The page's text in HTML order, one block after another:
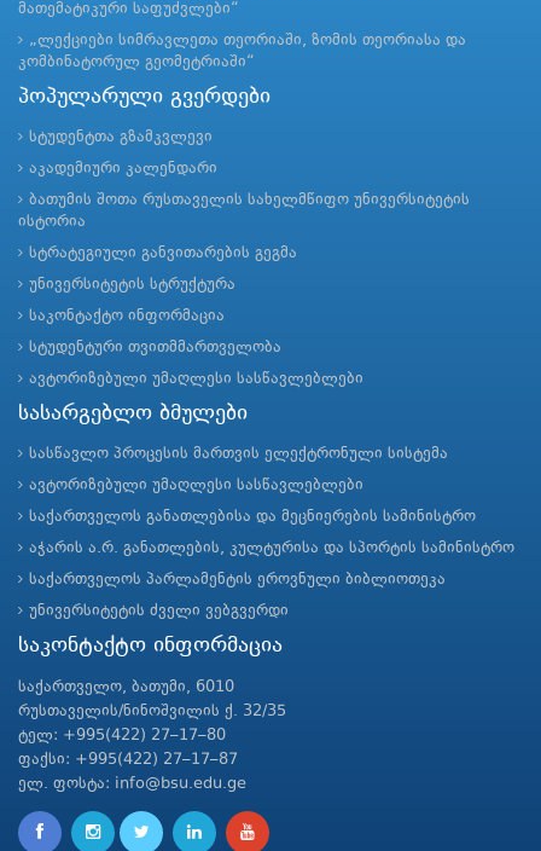
მათემატიკური საფუძვლები“
„ლექციები სიმრავლეთა თეორიაში, ზომის თეორიასა და
კომბინატორულ გეომეტრიაში“
პოპულარული გვერდები
სტუდენტთა გზამკვლევი
აკადემიური კალენდარი
ბათუმის შოთა რუსთაველის სახელმწიფო უნივერსიტეტის
ისტორია
სტრატეგიული განვითარების გეგმა
უნივერსიტეტის სტრუქტურა
საკონტაქტო ინფორმაცია
სტუდენტური თვითმმართველობა
ავტორიზებული უმაღლესი სასწავლებლები
სასარგებლო ბმულები
სასწავლო პროცესის მართვის ელექტრონული სისტემა
ავტორიზებული უმაღლესი სასწავლებლები
საქართველოს განათლებისა და მეცნიერების სამინისტრო
აჭარის ა.რ. განათლების, კულტურისა და სპორტის სამინისტრო
საქართველოს პარლამენტის ეროვნული ბიბლიოთეკა
უნივერსიტეტის ძველი ვებგვერდი
საკონტაქტო ინფორმაცია
საქართველო, ბათუმი, 6010
რუსთაველის/ნინოშვილის ქ. 32/35
ტელ: +995(422) 27–17–80
ფაქსი: +995(422) 27–17–87
ელ. ფოსტა: info@bsu.edu.ge